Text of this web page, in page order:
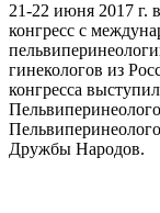
21-22 июня 2017
конгресс с
гинекологов из
конгресса
Дружбы Народов.